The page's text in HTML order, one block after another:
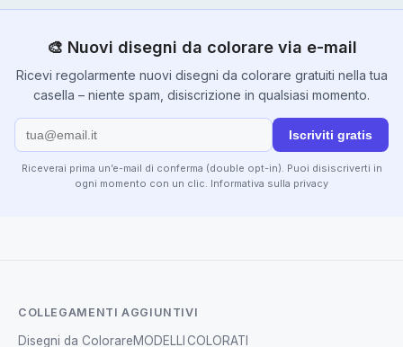
🎨 Nuovi disegni da colorare via e-mail
Ricevi regolarmente nuovi disegni da colorare gratuiti nella tua
casella – niente spam, disiscrizione in qualsiasi momento.
Iscriviti gratis
Riceverai prima un’e-mail di conferma (double opt-in). Puoi disiscriverti in
ogni momento con un clic. Informativa sulla privacy
COLLEGAMENTI AGGIUNTIVI
Disegni da ColorareMODELLI COLORATI